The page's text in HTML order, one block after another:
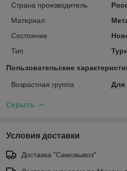
Страна производитель
Материал
Состояние
Тип
Пользовательские
Возрастная группа Для
Скрыть
Условия доставки
Доставка "Самовывоз"